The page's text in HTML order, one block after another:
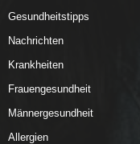
Gesundheitstipps
Nachrichten
Krankheiten
Frauengesundheit
Männergesundheit
Allergien